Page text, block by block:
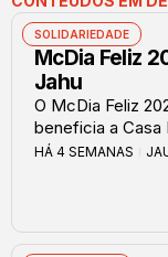
SOLIDARIEDADE
McDia Feliz
Jahu
O McDia Feliz
beneficia a Casa
HÁ 4 SEMANAS